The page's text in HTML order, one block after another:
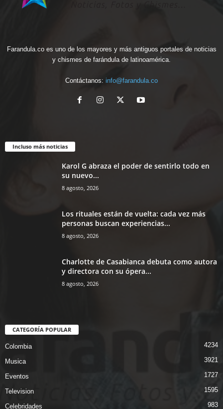
Farandula.co es uno de los mayores y más antiguos portales de noticias
y chismes de farándula de latinoamérica.
Contáctanos: info@farandula.co
Incluso más noticias
Karol G abraza el poder de sentirlo todo en
su nuevo...
8 agosto, 2026
Los rituales están de vuelta: cada vez más
personas buscan experiencias...
8 agosto, 2026
Charlotte de Casabianca debuta como autora
y directora con su ópera...
8 agosto, 2026
CATEGORÍA POPULAR
Colombia 4234
Musica 3921
Eventos 1727
Television 1595
Celebridades 983